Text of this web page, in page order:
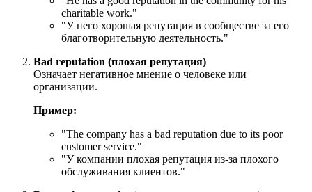
charitable work."
"У него хорошая репутация в сообществе за его
благотворительную деятельность."
Bad reputation (плохая репутация)
Означает негативное мнение о человеке или
организации.
Пример:
"The company has a bad reputation due to its poor
customer service."
"У компании плохая репутация из-за плохого
обслуживания клиентов."